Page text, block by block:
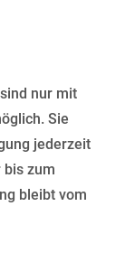
nur mit
Sie
jederzeit
zum
bleibt vom